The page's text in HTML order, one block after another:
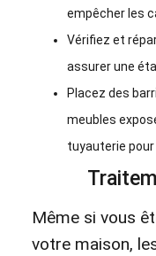
empêcher les
Vérifiez et
assurer une
Placez des
meubles
tuyauterie
Même si vous
votre maison,